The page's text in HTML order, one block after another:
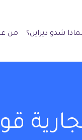
لماذا شدو ديزاين؟ من